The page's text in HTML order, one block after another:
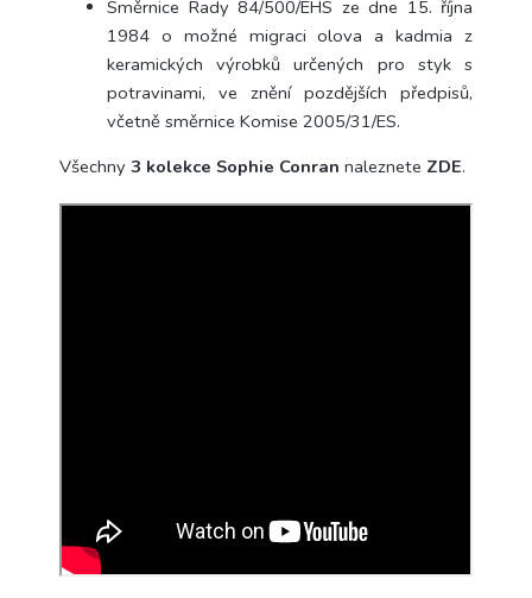
Směrnice Rady 84/500/EHS ze dne 15. října
1984 o možné migraci olova a kadmia z
keramických výrobků určených pro styk s
potravinami, ve znění pozdějších předpisů,
včetně směrnice Komise 2005/31/ES.
Všechny 3 kolekce Sophie Conran naleznete ZDE.